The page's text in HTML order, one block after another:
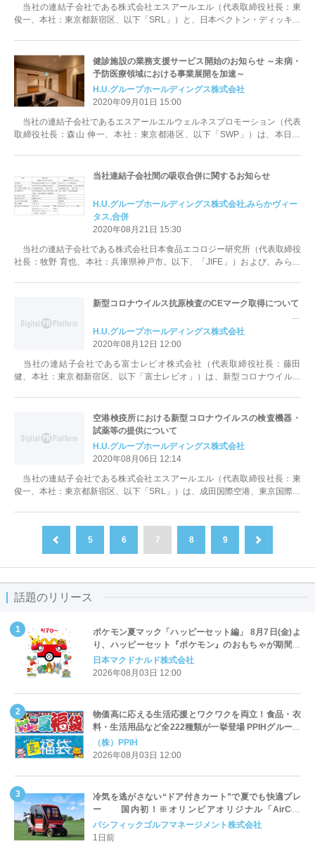
当社の連結子会社である株式会社エスアールエル（代表取締役社長：東
俊一、本社：東京都新宿区、以下「SRL」）と、日本ベクトン・ディッキン
健診施設の業務支援サービス開始のお知らせ ～未病・
予防医療領域における事業展開を加速～
H.U.グループホールディングス株式会社
2020年09月01日 15:00
当社の連結子会社であるエスアールエルウェルネスプロモーション（代表
取締役社長：森山 伸一、本社：東京都港区、以下「SWP」）は、本日よ
当社連結子会社間の吸収合併に関するお知らせ
H.U.グループホールディングス株式会社,みらかヴィー
タス,合併
2020年08月21日 15:30
当社の連結子会社である株式会社日本食品エコロジー研究所（代表取締役
社長：牧野 育也、本社：兵庫県神戸市。以下、「JIFE」）および、みらか
新型コロナウイルス抗原検査のCEマーク取得について
H.U.グループホールディングス株式会社
2020年08月12日 12:00
当社の連結子会社である富士レビオ株式会社（代表取締役社長：藤田
健、本社：東京都新宿区、以下「富士レビオ」）は、新型コロナウイルス
空港検疫所における新型コロナウイルスの検査機器・
試薬等の提供について
H.U.グループホールディングス株式会社
2020年08月06日 12:14
当社の連結子会社である株式会社エスアールエル（代表取締役社長：東
俊一、本社：東京都新宿区、以下「SRL」）は、成田国際空港、東京国際空
5 6 7 8 9
話題のリリース
ポケモン夏マック「ハッピーセット編」 8月7日(金)よ
り、ハッピーセット『ポケモン』のおもちゃが期間限
定登場
日本マクドナルド株式会社
2026年08月03日 12:00
物価高に応える生活応援とワクワクを両立！食品・衣
料・生活用品など全222種類が一挙登場 PPIHグループ
「夏福袋」＆セール 8月6日(木)より順次スタート
（株）PPIH
2026年08月03日 12:00
冷気を逃がさない“ドア付きカート”で夏でも快適プレ
ー 国内初！※オリンピアオリジナル「AirCon
Cart（エアコンカート）」導入 | ＰＧＭ
パシフィックゴルフマネージメント株式会社
1日前